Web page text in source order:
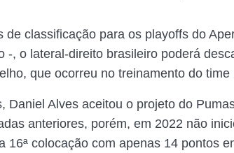
de classificação para os playoffs do
-, o lateral-direito brasileiro poderá
que ocorreu no treinamento do time
Daniel Alves aceitou o projeto do
anteriores, porém, em 2022 não
16ª colocação com apenas 14 pontos